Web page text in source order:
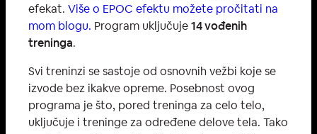
efekat. Više o EPOC efektu možete pročitati na
mom blogu. Program uključuje14 vođenih
treninga.
Svi treninzi se sastoje od osnovnih vežbi koje se
izvode bez ikakve opreme. Posebnost ovog
programa je što, pored treninga za celo telo,
uključuje i treninge za određene delove tela. Tako